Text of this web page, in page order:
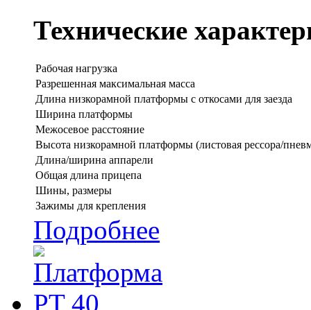
Технические
Рабочая нагрузка
Разрешенная максимальная масса
Длина низкорамной платформы с откосами для заезда
Ширина платформы
Межосевое расстояние
Высота низкорамной платформы (листовая рессора/
Длина/ширина аппарели
Общая длина прицепа
Шины, размеры
Зажимы для крепления
Подробнее